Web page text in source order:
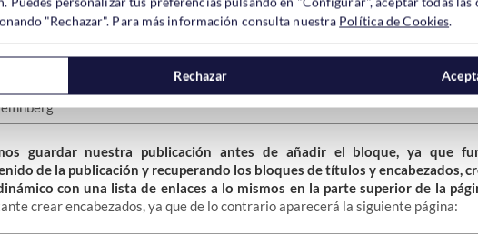
«SimpleTOC» o simplemente «TOC».
guardar nuestra publicación antes de añadir el bloque, ya que
de la publicación y recuperando los bloques de títulos y encabezados,
con una lista de enlaces a lo mismos en la parte superior de la
crear encabezados, ya que de lo contrario aparecerá la siguiente página:
"Rechazar". Para más información consulta nuestra Política de Cookies.
Rechazar